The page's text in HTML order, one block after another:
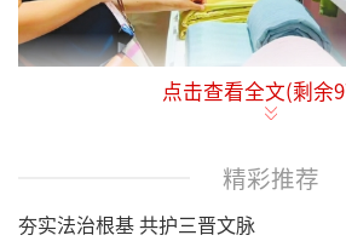
非遗潞绸亮相2024年深圳
点击查看全文(剩余
精彩推荐
夯实法治根基 共护三晋文脉